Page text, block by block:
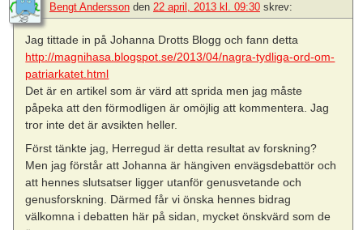
Bengt Andersson den 22 april, 2013 kl. 09:30 skrev:
Jag tittade in på Johanna Drotts Blogg och fann detta
http://magnihasa.blogspot.se/2013/04/nagra-tydliga-ord-om-
patriarkatet.html
Det är en artikel som är värd att sprida men jag måste
påpeka att den förmodligen är omöjlig att kommentera. Jag
tror inte det är avsikten heller.
Först tänkte jag, Herregud är detta resultat av forskning?
Men jag förstår att Johanna är hängiven envägsdebattör och
att hennes slutsatser ligger utanför genusvetande och
genusforskning. Därmed får vi önska hennes bidrag
välkomna i debatten här på sidan, mycket önskvärd som de